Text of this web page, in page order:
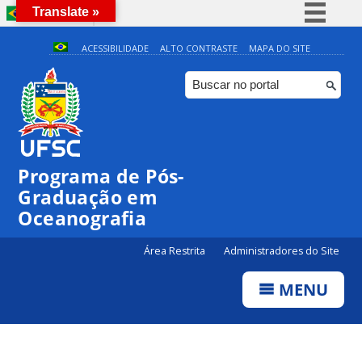
BRASIL
Simplifique!
Comunica BR
Participe
ACESSIBILIDADE ALTO CONTRASTE MAPA DO SITE
Programa de Pós-
Graduação em
Oceanografia
Área Restrita Administradores do Site
MENU
Translate »